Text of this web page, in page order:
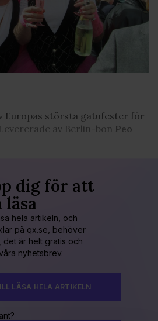
Europas största gatufester för
av Berlin-bon Peo
dig för att
hela artikeln, och
på qx.se, behöver
det är helt gratis och
nyhetsbrev.
LÄSA HELA ARTIKELN